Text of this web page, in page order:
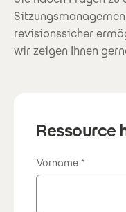
revisionssicher
wir zeigen Ihnen
Ressource
Vorname